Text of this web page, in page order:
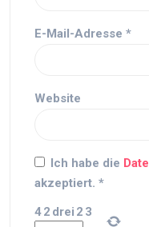
E-Mail-Adresse *
Website
Ich habe die
akzeptiert. *
42 drei 2 3